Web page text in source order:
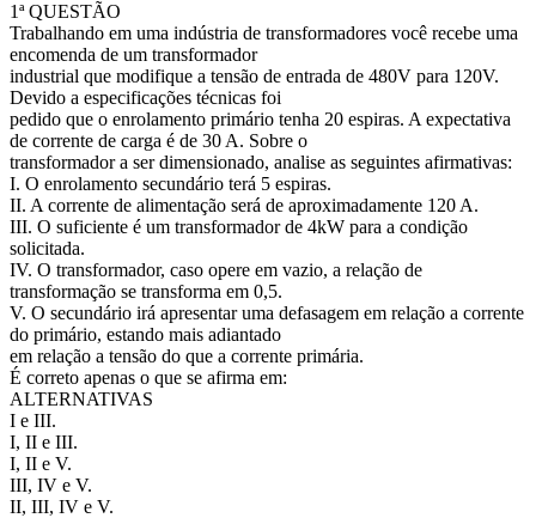
1ª QUESTÃO
Trabalhando em uma indústria de transformadores você recebe uma
encomenda de um transformador
industrial que modifique a tensão de entrada de 480V para 120V.
Devido a especificações técnicas foi
pedido que o enrolamento primário tenha 20 espiras. A expectativa
de corrente de carga é de 30 A. Sobre o
transformador a ser dimensionado, analise as seguintes afirmativas:
I. O enrolamento secundário terá 5 espiras.
II. A corrente de alimentação será de aproximadamente 120 A.
III. O suficiente é um transformador de 4kW para a condição
solicitada.
IV. O transformador, caso opere em vazio, a relação de
transformação se transforma em 0,5.
V. O secundário irá apresentar uma defasagem em relação a corrente
do primário, estando mais adiantado
em relação a tensão do que a corrente primária.
É correto apenas o que se afirma em:
ALTERNATIVAS
I e III.
I, II e III.
I, II e V.
III, IV e V.
II, III, IV e V.